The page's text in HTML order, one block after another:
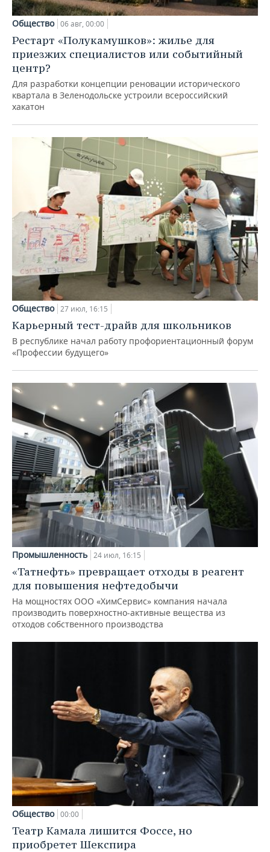
Общество 06 авг, 00:00
Рестарт «Полукамушков»: жилье для
приезжих специалистов или событийный
центр?
Для разработки концепции реновации исторического
квартала в Зеленодольске устроили всероссийский
хакатон
Общество 27 июл, 16:15
Карьерный тест-драйв для школьников
В республике начал работу профориентационный форум
«Профессии будущего»
Промышленность 24 июл, 16:15
«Татнефть» превращает отходы в реагент
для повышения нефтедобычи
На мощностях ООО «ХимСервис» компания начала
производить поверхностно-активные вещества из
отходов собственного производства
Общество 00:00
Театр Камала лишится Фоссе, но
приобретет Шекспира